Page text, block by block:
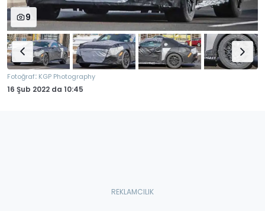
9
Fotoğraf: KGP Photography
16 Şub 2022 da 10:45